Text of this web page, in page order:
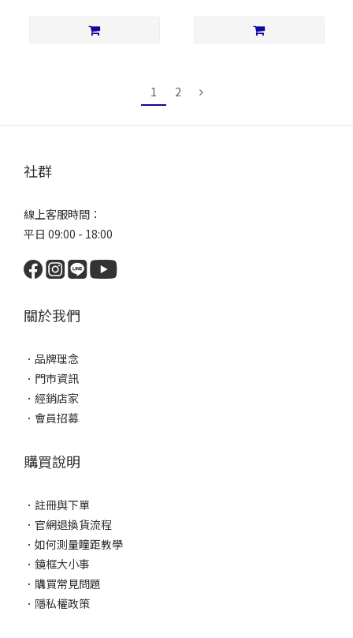
1 2
社群
線上客服時間：
平日 09:00 - 18:00
關於我們
． 品牌理念
． 門市資訊
． 經銷店家
． 會員招募
購買說明
． 註冊與下單
． 官網退換貨流程
． 如何測量瞳距教學
． 鏡框大小事
． 購買常見問題
． 隱私權政策